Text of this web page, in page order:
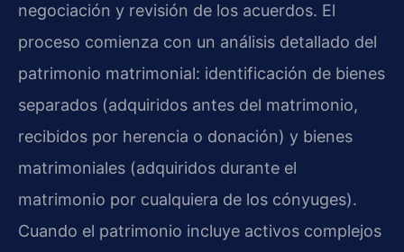
negociación y revisión de los acuerdos. El
proceso comienza con un análisis detallado del
patrimonio matrimonial: identificación de bienes
separados (adquiridos antes del matrimonio,
recibidos por herencia o donación) y bienes
matrimoniales (adquiridos durante el
matrimonio por cualquiera de los cónyuges).
Cuando el patrimonio incluye activos complejos